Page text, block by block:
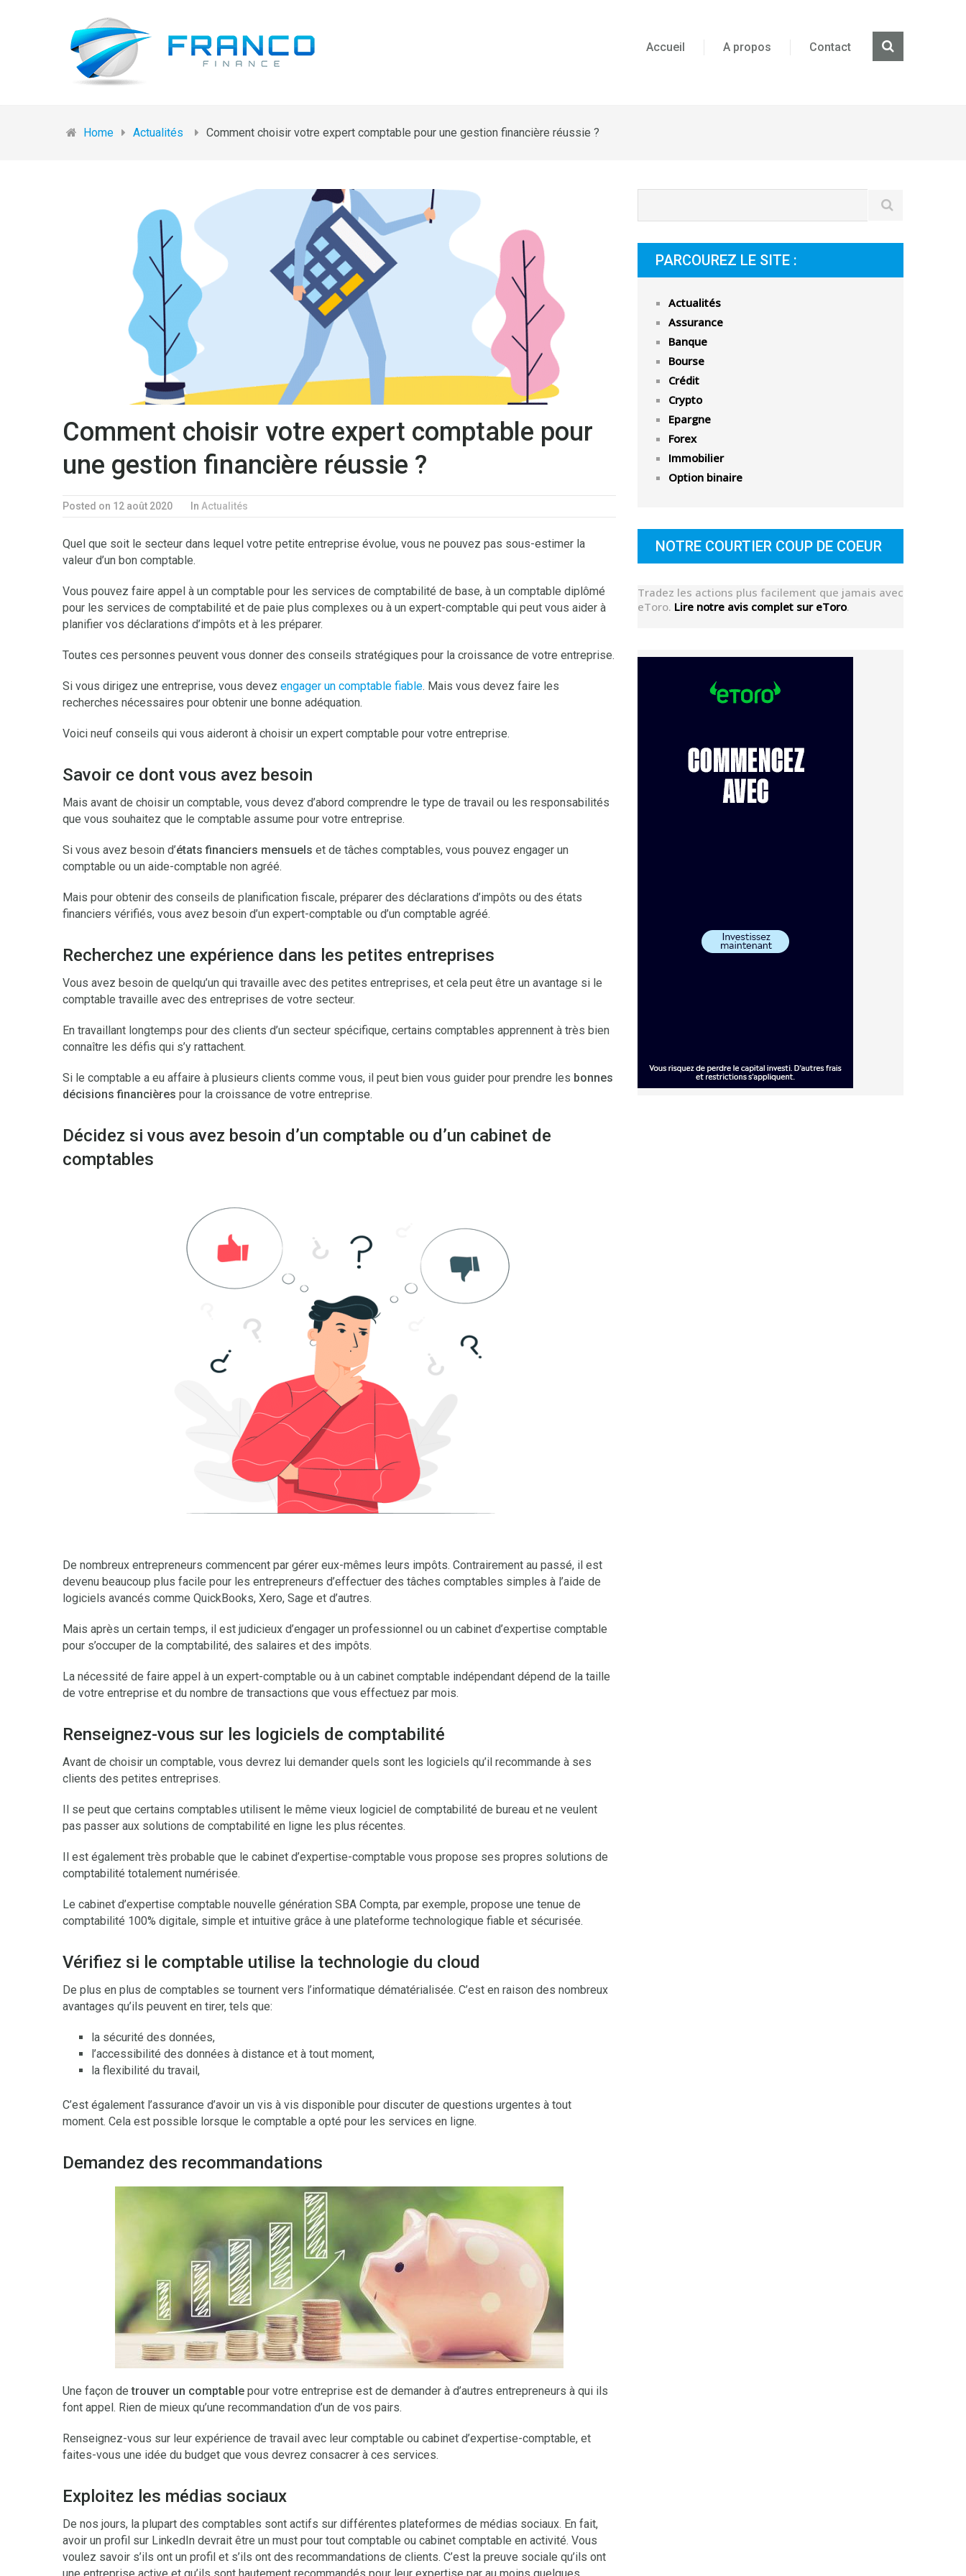
Accueil A propos Contact
Home Actualités Comment choisir votre expert comptable pour une gestion financière réussie ?
Comment choisir votre expert comptable pour
une gestion financière réussie ?
Posted on 12 août 2020 In Actualités
Quel que soit le secteur dans lequel votre petite entreprise évolue, vous ne pouvez pas sous-estimer la
valeur d’un bon comptable.
Vous pouvez faire appel à un comptable pour les services de comptabilité de base, à un comptable diplômé
pour les services de comptabilité et de paie plus complexes ou à un expert-comptable qui peut vous aider à
planifier vos déclarations d’impôts et à les préparer.
Toutes ces personnes peuvent vous donner des conseils stratégiques pour la croissance de votre entreprise.
Si vous dirigez une entreprise, vous devez engager un comptable fiable. Mais vous devez faire les
recherches nécessaires pour obtenir une bonne adéquation.
Voici neuf conseils qui vous aideront à choisir un expert comptable pour votre entreprise.
Savoir ce dont vous avez besoin
Mais avant de choisir un comptable, vous devez d’abord comprendre le type de travail ou les responsabilités
que vous souhaitez que le comptable assume pour votre entreprise.
Si vous avez besoin d’états financiers mensuels et de tâches comptables, vous pouvez engager un
comptable ou un aide-comptable non agréé.
Mais pour obtenir des conseils de planification fiscale, préparer des déclarations d’impôts ou des états
financiers vérifiés, vous avez besoin d’un expert-comptable ou d’un comptable agréé.
Recherchez une expérience dans les petites entreprises
Vous avez besoin de quelqu’un qui travaille avec des petites entreprises, et cela peut être un avantage si le
comptable travaille avec des entreprises de votre secteur.
En travaillant longtemps pour des clients d’un secteur spécifique, certains comptables apprennent à très bien
connaître les défis qui s’y rattachent.
Si le comptable a eu affaire à plusieurs clients comme vous, il peut bien vous guider pour prendre les bonnes
décisions financières pour la croissance de votre entreprise.
Décidez si vous avez besoin d’un comptable ou d’un cabinet de
comptables
De nombreux entrepreneurs commencent par gérer eux-mêmes leurs impôts. Contrairement au passé, il est
devenu beaucoup plus facile pour les entrepreneurs d’effectuer des tâches comptables simples à l’aide de
logiciels avancés comme QuickBooks, Xero, Sage et d’autres.
Mais après un certain temps, il est judicieux d’engager un professionnel ou un cabinet d’expertise comptable
pour s’occuper de la comptabilité, des salaires et des impôts.
La nécessité de faire appel à un expert-comptable ou à un cabinet comptable indépendant dépend de la taille
de votre entreprise et du nombre de transactions que vous effectuez par mois.
Renseignez-vous sur les logiciels de comptabilité
Avant de choisir un comptable, vous devrez lui demander quels sont les logiciels qu’il recommande à ses
clients des petites entreprises.
Il se peut que certains comptables utilisent le même vieux logiciel de comptabilité de bureau et ne veulent
pas passer aux solutions de comptabilité en ligne les plus récentes.
Il est également très probable que le cabinet d’expertise-comptable vous propose ses propres solutions de
comptabilité totalement numérisée.
Le cabinet d’expertise comptable nouvelle génération SBA Compta, par exemple, propose une tenue de
comptabilité 100% digitale, simple et intuitive grâce à une plateforme technologique fiable et sécurisée.
Vérifiez si le comptable utilise la technologie du cloud
De plus en plus de comptables se tournent vers l’informatique dématérialisée. C’est en raison des nombreux
avantages qu’ils peuvent en tirer, tels que:
la sécurité des données,
l’accessibilité des données à distance et à tout moment,
la flexibilité du travail,
C’est également l’assurance d’avoir un vis à vis disponible pour discuter de questions urgentes à tout
moment. Cela est possible lorsque le comptable a opté pour les services en ligne.
Demandez des recommandations
Une façon de trouver un comptable pour votre entreprise est de demander à d’autres entrepreneurs à qui ils
font appel. Rien de mieux qu’une recommandation d’un de vos pairs.
Renseignez-vous sur leur expérience de travail avec leur comptable ou cabinet d’expertise-comptable, et
faites-vous une idée du budget que vous devrez consacrer à ces services.
Exploitez les médias sociaux
De nos jours, la plupart des comptables sont actifs sur différentes plateformes de médias sociaux. En fait,
avoir un profil sur LinkedIn devrait être un must pour tout comptable ou cabinet comptable en activité. Vous
voulez savoir s’ils ont un profil et s’ils ont des recommandations de clients. C’est la preuve sociale qu’ils ont
PARCOUREZ LE SITE :
Actualités
Assurance
Banque
Bourse
Crédit
Crypto
Epargne
Forex
Immobilier
Option binaire
NOTRE COURTIER COUP DE COEUR
Tradez les actions plus facilement que jamais avec
eToro. Lire notre avis complet sur eToro.